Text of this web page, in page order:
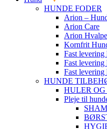
HUNDE FODER
Arion –
Arion Care
Arion
Kornfrit
Fast levering
Fast levering
Fast levering
HUNDE
HULER OG
Pleje til